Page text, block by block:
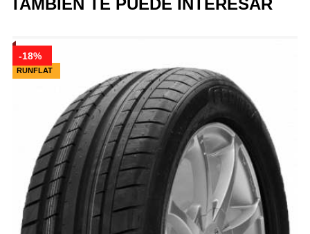
TAMBIÉN TE PUEDE INTERESAR
RUNFLAT
-18%